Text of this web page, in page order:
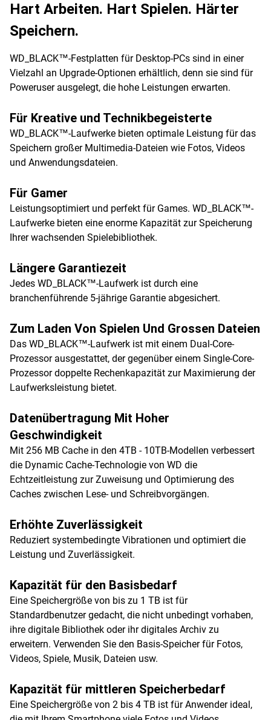
Hart Arbeiten. Hart Spielen. Härter
Speichern.
WD_BLACK™-Festplatten für Desktop-PCs sind in einer
Vielzahl an Upgrade-Optionen erhältlich, denn sie sind für
Poweruser ausgelegt, die hohe Leistungen erwarten.
Für Kreative und Technikbegeisterte
WD_BLACK™-Laufwerke bieten optimale Leistung für das
Speichern großer Multimedia-Dateien wie Fotos, Videos
und Anwendungsdateien.
Für Gamer
Leistungsoptimiert und perfekt für Games. WD_BLACK™-
Laufwerke bieten eine enorme Kapazität zur Speicherung
Ihrer wachsenden Spielebibliothek.
Längere Garantiezeit
Jedes WD_BLACK™-Laufwerk ist durch eine
branchenführende 5-jährige Garantie abgesichert.
Zum Laden Von Spielen Und Grossen Dateien
Das WD_BLACK™-Laufwerk ist mit einem Dual-Core-
Prozessor ausgestattet, der gegenüber einem Single-Core-
Prozessor doppelte Rechenkapazität zur Maximierung der
Laufwerksleistung bietet.
Datenübertragung Mit Hoher
Geschwindigkeit
Mit 256 MB Cache in den 4TB - 10TB-Modellen verbessert
die Dynamic Cache-Technologie von WD die
Echtzeitleistung zur Zuweisung und Optimierung des
Caches zwischen Lese- und Schreibvorgängen.
Erhöhte Zuverlässigkeit
Reduziert systembedingte Vibrationen und optimiert die
Leistung und Zuverlässigkeit.
Kapazität für den Basisbedarf
Eine Speichergröße von bis zu 1 TB ist für
Standardbenutzer gedacht, die nicht unbedingt vorhaben,
ihre digitale Bibliothek oder ihr digitales Archiv zu
erweitern. Verwenden Sie den Basis-Speicher für Fotos,
Videos, Spiele, Musik, Dateien usw.
Kapazität für mittleren Speicherbedarf
Eine Speichergröße von 2 bis 4 TB ist für Anwender ideal,